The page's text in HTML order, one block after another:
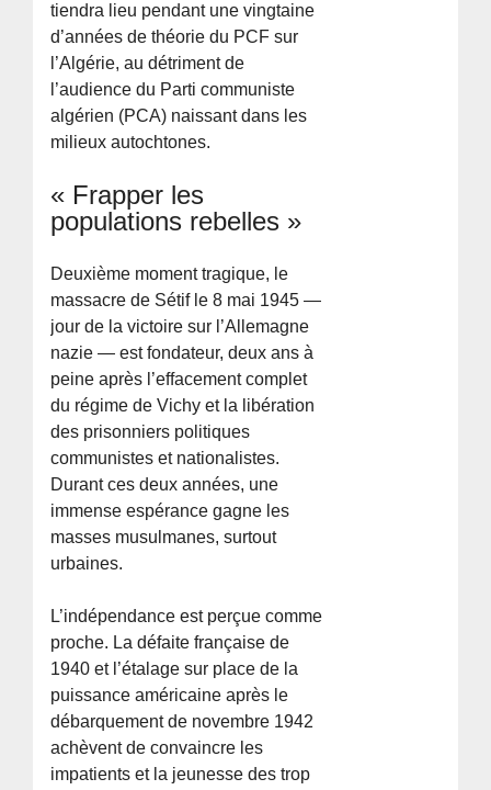
tiendra lieu pendant une vingtaine
d’années de théorie du PCF sur
l’Algérie, au détriment de
l’audience du Parti communiste
algérien (PCA) naissant dans les
milieux autochtones.
« Frapper les
populations rebelles »
Deuxième moment tragique, le
massacre de Sétif le 8 mai 1945 —
jour de la victoire sur l’Allemagne
nazie — est fondateur, deux ans à
peine après l’effacement complet
du régime de Vichy et la libération
des prisonniers politiques
communistes et nationalistes.
Durant ces deux années, une
immense espérance gagne les
masses musulmanes, surtout
urbaines.
L’indépendance est perçue comme
proche. La défaite française de
1940 et l’étalage sur place de la
puissance américaine après le
débarquement de novembre 1942
achèvent de convaincre les
impatients et la jeunesse des trop